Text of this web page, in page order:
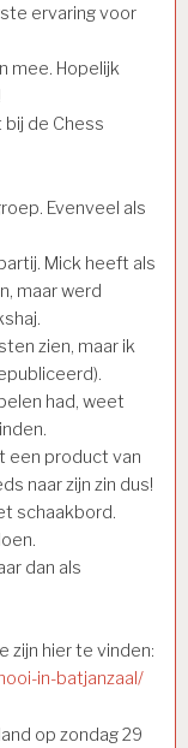
ervaring voor
mee. Hopelijk
bij de Chess
Evenveel als
Mick heeft als
maar werd
zien, maar ik
had, weet
een product van
naar zijn zin dus!
schaakbord.
dan als
zijn hier te vinden:
in-batjanzaal/
op zondag 29